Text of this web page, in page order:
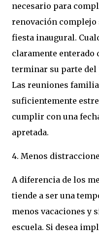
necesario para
renovación complejo
fiesta inaugural.
claramente enterado
terminar su parte del
Las reuniones
suficientemente
cumplir con una
apretada.
4. Menos
A diferencia de los
tiende a ser una
menos vacaciones y
escuela. Si desea